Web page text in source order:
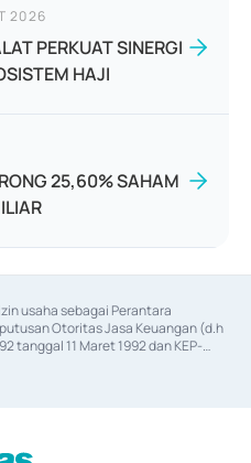
2026
PERKUAT SINERGI
HAJI
25,60% SAHAM
usaha sebagai Perantara
Otoritas Jasa Keuangan (d.h
tanggal 11 Maret 1992 dan KEP-
izin usaha sebagai Penjamin Emisi
Jasa Keuangan Nomor KEP-
Keuangan Nomor S-